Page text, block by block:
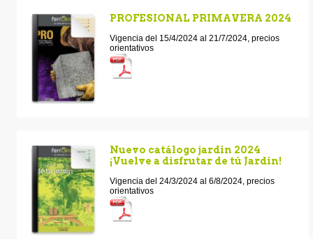
PROFESIONAL PRIMAVERA 2024
Vigencia del 15/4/2024 al 21/7/2024, precios
orientativos
Nuevo catálogo jardín 2024
¡Vuelve a disfrutar de tú Jardín!
Vigencia del 24/3/2024 al 6/8/2024, precios
orientativos